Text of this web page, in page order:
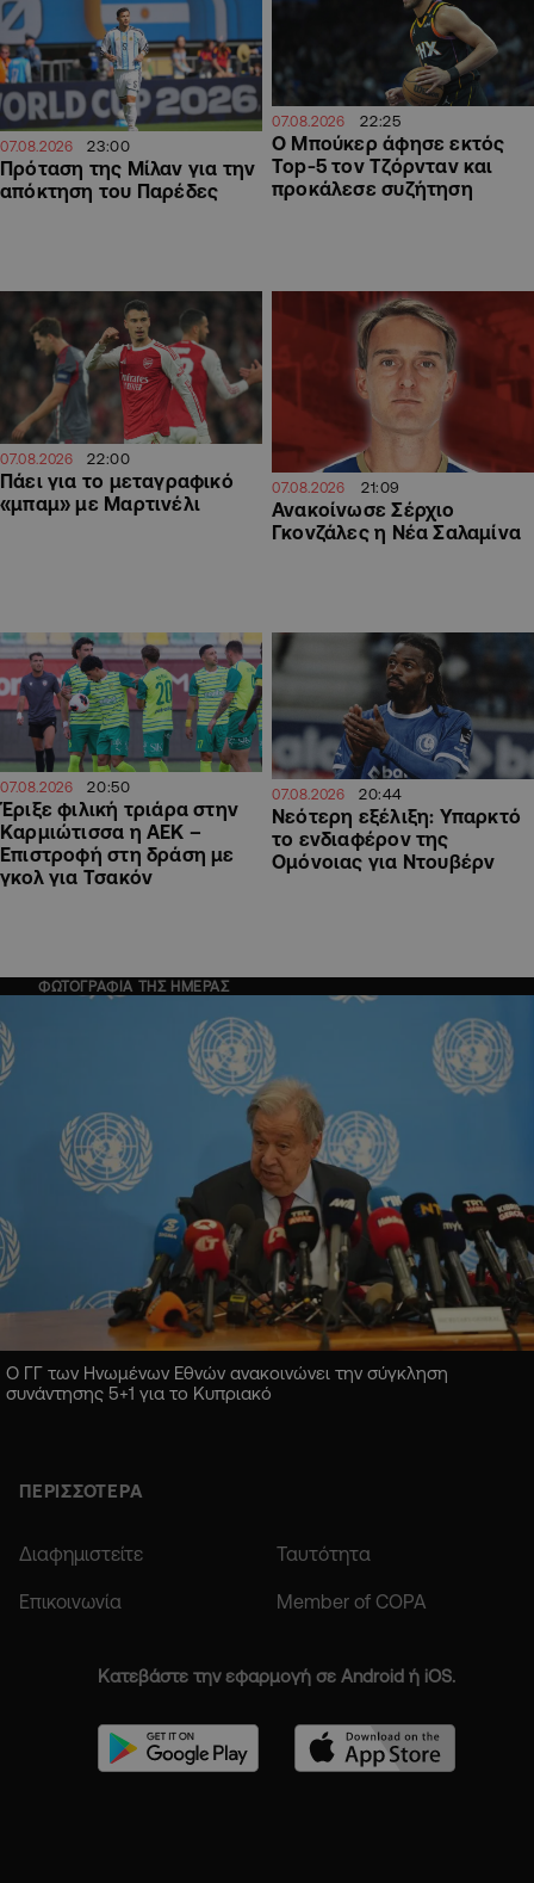
07.08.2026 23:00
Πρόταση της Μίλαν για την
απόκτηση του Παρέδες
07.08.2026 22:25
Ο Μπούκερ άφησε εκτός
Top-5 τον Τζόρνταν και
προκάλεσε συζήτηση
07.08.2026 22:00
Πάει για το μεταγραφικό
«μπαμ» με Μαρτινέλι
07.08.2026 21:09
Ανακοίνωσε Σέρχιο
Γκονζάλες η Νέα Σαλαμίνα
07.08.2026 20:50
Έριξε φιλική τριάρα στην
Καρμιώτισσα η ΑΕΚ –
Επιστροφή στη δράση με
γκολ για Τσακόν
07.08.2026 20:44
Νεότερη εξέλιξη: Υπαρκτό
το ενδιαφέρον της
Ομόνοιας για Ντουβέρν
ΦΩΤΟΓΡΑΦΙΑ ΤΗΣ ΗΜΕΡΑΣ
Ο ΓΓ των Ηνωμένων Εθνών ανακοινώνει την σύγκληση
συνάντησης 5+1 για το Κυπριακό
ΠΕΡΙΣΣΟΤΕΡΑ
Διαφημιστείτε Ταυτότητα
Επικοινωνία Member of COPA
Κατεβάστε την εφαρμογή σε Android ή iOS.